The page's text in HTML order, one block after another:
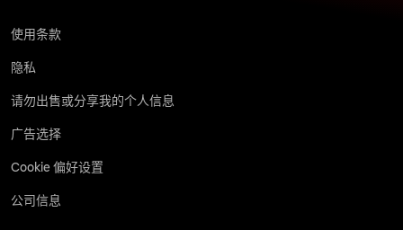
使用条款
隐私
请勿出售或分享我的个人信息
广告选择
Cookie 偏好设置
公司信息